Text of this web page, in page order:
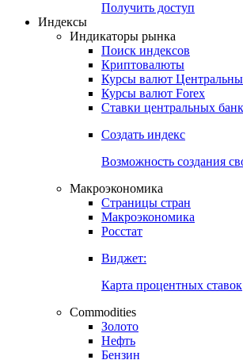
Получить доступ
Индексы
Индикаторы рынка
Поиск индексов
Криптовалюты
Курсы валют
Курсы валют Forex
Ставки центральных
Создать индекс
Возможность создания
Макроэкономика
Страницы стран
Макроэкономика
Росстат
Виджет:
Карта процентных ставок
Commodities
Золото
Нефть
Бензин